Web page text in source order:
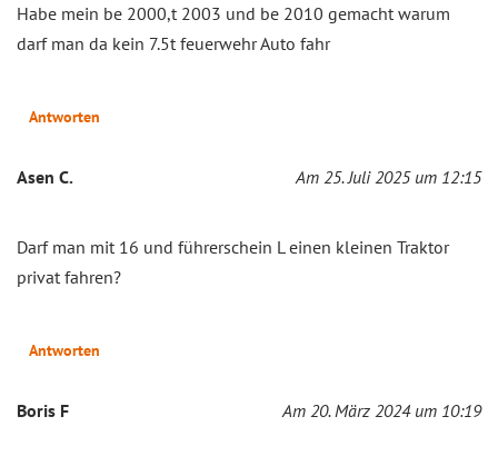
Habe mein be 2000,t 2003 und be 2010 gemacht warum
darf man da kein 7.5t feuerwehr Auto fahr
Antworten
Asen C. Am 25. Juli 2025 um 12:15
Darf man mit 16 und führerschein L einen kleinen Traktor
privat fahren?
Antworten
Boris F Am 20. März 2024 um 10:19